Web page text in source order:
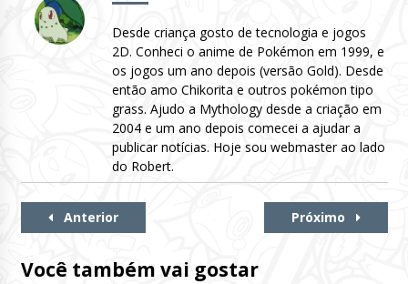
Desde criança gosto de tecnologia e jogos
2D. Conheci o anime de Pokémon em 1999, e
os jogos um ano depois (versão Gold). Desde
então amo Chikorita e outros pokémon tipo
grass. Ajudo a Mythology desde a criação em
2004 e um ano depois comecei a ajudar a
publicar notícias. Hoje sou webmaster ao lado
do Robert.
Continue
Anterior Próximo
Você também vai gostar